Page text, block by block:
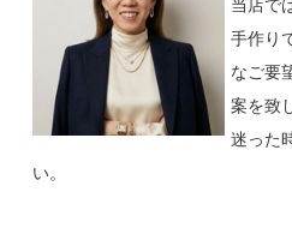
当店で
手作り
なご要
案を致
迷った
い。